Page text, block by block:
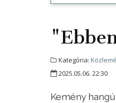
Kategória:
2025.05.06. 22:30
Kemény